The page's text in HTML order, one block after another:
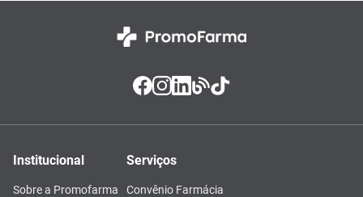
Institucional
Sobre a Promofarma
Serviços
Convênio Farmácia